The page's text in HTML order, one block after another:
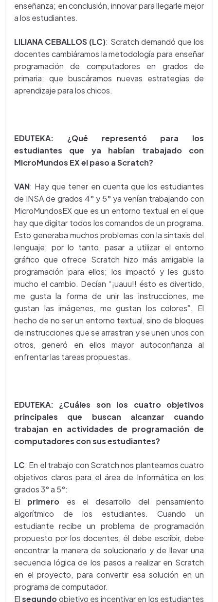
enseñanza; en conclusión, innovar para llegarle mejor
a los estudiantes.
LILIANA CEBALLOS (LC): Scratch demandó que los
docentes cambiáramos la metodología para enseñar
programación de computadores en grados de
primaria; que buscáramos nuevas estrategias de
aprendizaje para los chicos.
EDUTEKA: ¿Qué representó para los
estudiantes que ya habían trabajado con
MicroMundos EX el paso a Scratch?
VAN: Hay que tener en cuenta que los estudiantes
de INSA de grados 4° y 5° ya venían trabajando con
MicroMundosEX que es un entorno textual en el que
hay que digitar todos los comandos de un programa.
Esto generaba muchos problemas con la sintaxis del
lenguaje; por lo tanto, pasar a utilizar el entorno
gráfico que ofrece Scratch hizo más amigable la
programación para ellos; los impactó y les gusto
mucho el cambio. Decían “¡uauu!! ésto es divertido,
me gusta la forma de unir las instrucciones, me
gustan las imágenes, me gustan los colores”. El
hecho de no ser un entorno textual, sino de bloques
de instrucciones que se arrastran y se unen unos con
otros, generó en ellos mayor autoconfianza al
enfrentar las tareas propuestas.
EDUTEKA: ¿Cuáles son los cuatro objetivos
principales que buscan alcanzar cuando
trabajan en actividades de programación de
computadores con sus estudiantes?
LC: En el trabajo con Scratch nos planteamos cuatro
objetivos claros para el área de Informática en los
grados 3° a 5°:
El primero es el desarrollo del pensamiento
algorítmico de los estudiantes. Cuando un
estudiante recibe un problema de programación
propuesto por los docentes, él debe escribir, debe
encontrar la manera de solucionarlo y de llevar una
secuencia lógica de los pasos a realizar en Scratch
en el proyecto, para convertir esa solución en un
programa de computador.
Elsegundoobjetivo es incentivar en los estudiantes